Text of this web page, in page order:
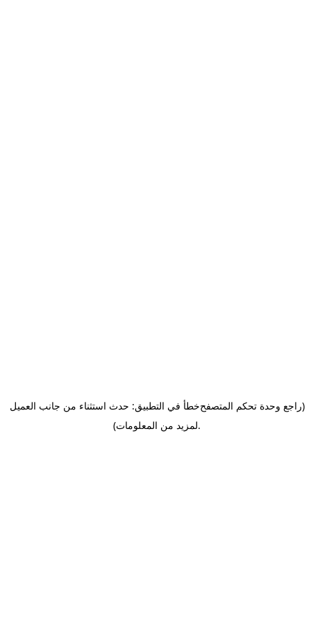
خطأ في التطبيق: حدث استثناء من جانب العميل(راجع وحدة تحكم المتصفح
لمزيد من المعلومات).